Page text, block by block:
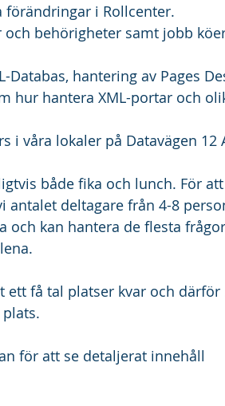
förändringar i Rollcenter.
behörigheter samt jobb
Databas, hantering av Pages
hur hantera XML-portar och
i våra lokaler på Datavägen 12
både fika och lunch. För
antalet deltagare från 4-8
och kan hantera de flesta
ett få tal platser kvar och
för att se detaljerat innehåll